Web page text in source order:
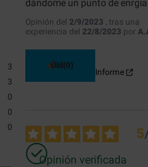
3
3
0
0
0
dándome un punto de
Opinión del 2/9/2023 , tras una
experiencia del 22/8/2023 por
Útil(0)
Informe
5
Opinión verificada